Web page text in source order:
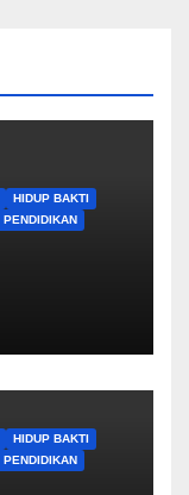
HIDUP BAKTI
PENDIDIKAN
HIDUP BAKTI
PENDIDIKAN